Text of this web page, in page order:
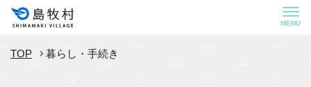
MENU
TOP 暮らし・手続き